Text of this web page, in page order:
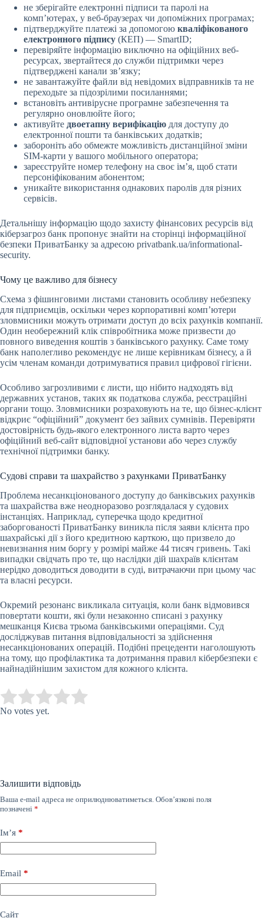
не зберігайте електронні підписи та паролі на
комп’ютерах, у веб-браузерах чи допоміжних програмах;
підтверджуйте платежі за допомогою кваліфікованого
електронного підпису (КЕП) — SmartID;
перевіряйте інформацію виключно на офіційних веб-
ресурсах, звертайтеся до служби підтримки через
підтверджені канали зв’язку;
не завантажуйте файли від невідомих відправників та не
переходьте за підозрілими посиланнями;
встановіть антивірусне програмне забезпечення та
регулярно оновлюйте його;
активуйте двоетапну верифікацію для доступу до
електронної пошти та банківських додатків;
забороніть або обмежте можливість дистанційної зміни
SIM-карти у вашого мобільного оператора;
зареєструйте номер телефону на своє ім’я, щоб стати
персоніфікованим абонентом;
уникайте використання однакових паролів для різних
сервісів.
Детальнішу інформацію щодо захисту фінансових ресурсів від
кіберзагроз банк пропонує знайти на сторінці інформаційної
безпеки ПриватБанку за адресою privatbank.ua/informational-
security.
Чому це важливо для бізнесу
Схема з фішинговими листами становить особливу небезпеку
для підприємців, оскільки через корпоративні комп’ютери
зловмисники можуть отримати доступ до всіх рахунків компанії.
Один необережний клік співробітника може призвести до
повного виведення коштів з банківського рахунку. Саме тому
банк наполегливо рекомендує не лише керівникам бізнесу, а й
усім членам команди дотримуватися правил цифрової гігієни.
Особливо загрозливими є листи, що нібито надходять від
державних установ, таких як податкова служба, реєстраційні
органи тощо. Зловмисники розраховують на те, що бізнес-клієнт
відкриє “офіційний” документ без зайвих сумнівів. Перевіряти
достовірність будь-якого електронного листа варто через
офіційний веб-сайт відповідної установи або через службу
технічної підтримки банку.
Судові справи та шахрайство з рахунками ПриватБанку
Проблема несанкціонованого доступу до банківських рахунків
та шахрайства вже неодноразово розглядалася у судових
інстанціях. Наприклад, суперечка щодо кредитної
заборгованості ПриватБанку виникла після заяви клієнта про
шахрайські дії з його кредитною карткою, що призвело до
невизнання ним боргу у розмірі майже 44 тисяч гривень. Такі
випадки свідчать про те, що наслідки дій шахраїв клієнтам
нерідко доводиться доводити в суді, витрачаючи при цьому час
та власні ресурси.
Окремий резонанс викликала ситуація, коли банк відмовився
повертати кошти, які були незаконно списані з рахунку
мешканця Києва трьома банківськими операціями. Суд
досліджував питання відповідальності за здійснення
несанкціонованих операцій. Подібні прецеденти наголошують
на тому, що профілактика та дотримання правил кібербезпеки є
найнадійнішим захистом для кожного клієнта.
Rate this item:
No votes yet.
Залишити відповідь
Ваша e-mail адреса не оприлюднюватиметься. Обов’язкові поля
позначені *
Ім’я *
Email *
Сайт